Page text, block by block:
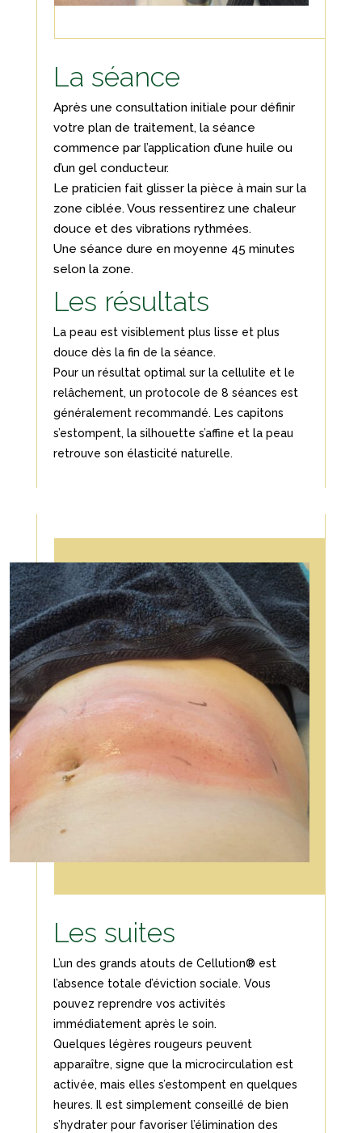
La séance
Après une consultation initiale pour définir
votre plan de traitement, la séance
commence par l’application d’une huile ou
d’un gel conducteur.
Le praticien fait glisser la pièce à main sur la
zone ciblée. Vous ressentirez une chaleur
douce et des vibrations rythmées.
Une séance dure en moyenne 45 minutes
selon la zone.
Les résultats
La peau est visiblement plus lisse et plus
douce dès la fin de la séance.
Pour un résultat optimal sur la cellulite et le
relâchement, un protocole de 8 séances est
généralement recommandé. Les capitons
s’estompent, la silhouette s’affine et la peau
retrouve son élasticité naturelle.
Les suites
L’un des grands atouts de Cellution® est
l’absence totale d’éviction sociale. Vous
pouvez reprendre vos activités
immédiatement après le soin.
Quelques légères rougeurs peuvent
apparaître, signe que la microcirculation est
activée, mais elles s’estompent en quelques
heures. Il est simplement conseillé de bien
s’hydrater pour favoriser l’élimination des